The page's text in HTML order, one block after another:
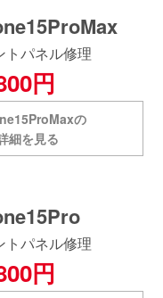
トパネル修理
円
の
細を見る
トパネル修理
円